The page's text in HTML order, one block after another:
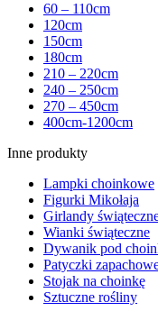
60 – 110cm
120cm
150cm
180cm
210 – 220cm
240 – 250cm
270 – 450cm
400cm-1200cm
Inne produkty
Lampki choinkowe
Figurki Mikołaja
Girlandy
Wianki świąteczne
Dywanik pod
Patyczki
Stojak na choinkę
Sztuczne rośliny